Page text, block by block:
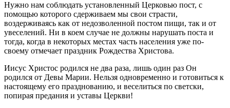
Нужно нам соблюдать установленный Церковью пост, с
помощью которого сдерживаем мы свои страсти,
воздерживаясь как от недозволенной постом пищи, так и от
увеселений. Ни в коем случае не должны нарушать поста и
тогда, когда в некоторых местах часть населения уже по-
своему отмечает праздник Рождества Христова.
Иисус Христос родился не два раза, лишь один раз Он
родился от Девы Марии. Нельзя одновременно и готовиться к
настоящему его празднованию, и веселиться по светски,
попирая предания и уставы Церкви!